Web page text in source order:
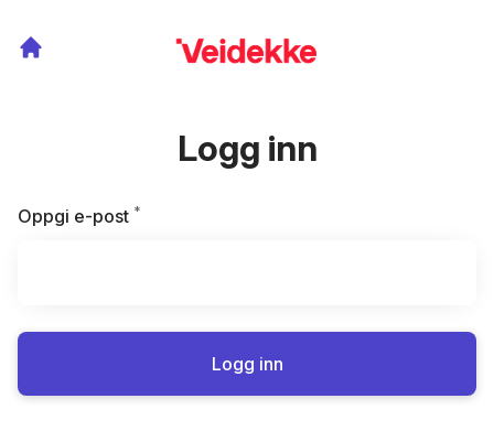
Logg inn
Oppgi e-post *
Logg inn